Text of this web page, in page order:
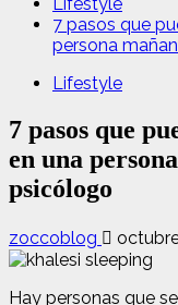
7 pasos que
persona
Lifestyle
7 pasos que
en una
psicólogo
zoccoblog
Hay personas que